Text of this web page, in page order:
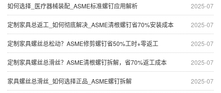
2025-07
如何选择_医疗器械装配_ASME标准螺钉应用解析
2025-07
定制家具总返工_如何彻底解决_ASME清根螺钉省70%安装成本
2025-07
定制家具螺丝总松动？ASME修剪螺钉省50%工时+零返工
2025-07
定制家具螺丝总滑丝？ASME清根螺钉拆解，省70%返工成本
2025-07
家具螺丝总滑丝_如何选择正品_ASME螺钉拆解